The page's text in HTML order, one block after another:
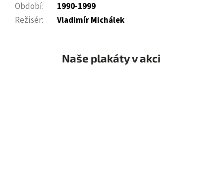
Období:
1990-1999
Režisér: Vladimír Michálek
Naše plakáty v akci